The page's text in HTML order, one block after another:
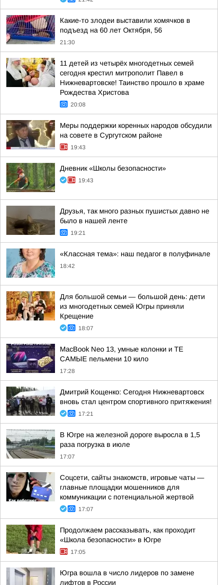
Какие-то злодеи выставили хомячков в
подъезд на 60 лет Октября, 56
21:30
11 детей из четырёх многодетных семей
сегодня крестил митрополит Павел в
Нижневартовске! Таинство прошло в храме
Рождества Христова
20:08
Меры поддержки коренных народов обсудили
на совете в Сургутском районе
19:43
Дневник «Школы безопасности»
19:43
Друзья, так много разных пушистых давно не
было в нашей ленте
19:21
«Классная тема»: наш педагог в полуфинале
18:42
Для большой семьи — большой день: дети
из многодетных семей Югры приняли
Крещение
18:07
MacBook Neo 13, умные колонки и ТЕ
САМЫЕ пельмени 10 кило
17:28
Дмитрий Кощенко: Сегодня Нижневартовск
вновь стал центром спортивного притяжения!
17:21
В Югре на железной дороге выросла в 1,5
раза погрузка в июле
17:07
Соцсети, сайты знакомств, игровые чаты —
главные площадки мошенников для
коммуникации с потенциальной жертвой
17:07
Продолжаем рассказывать, как проходит
«Школа безопасности» в Югре
17:05
Югра вошла в число лидеров по замене
лифтов в России